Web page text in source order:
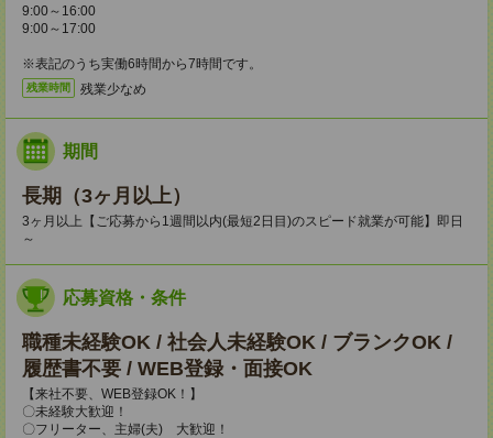
9:00～16:00
9:00～17:00
※表記のうち実働6時間から7時間です。
残業時間 残業少なめ
期間
長期（3ヶ月以上）
3ヶ月以上【ご応募から1週間以内(最短2日目)のスピード就業が可能】即日
～
応募資格・条件
職種未経験OK / 社会人未経験OK / ブランクOK /
履歴書不要 / WEB登録・面接OK
【来社不要、WEB登録OK！】
〇未経験大歓迎！
〇フリーター、主婦(夫) 大歓迎！